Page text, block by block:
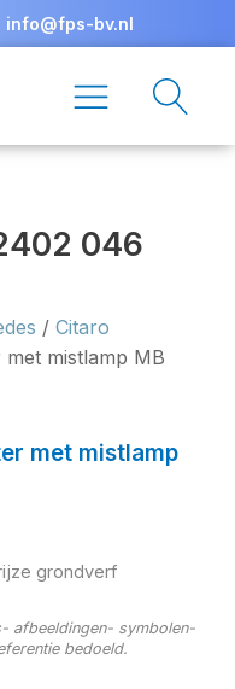
info@fps-bv.nl
046
/ Citaro
mistlamp MB
met mistlamp
grondverf
afbeeldingen- symbolen-
bedoeld.